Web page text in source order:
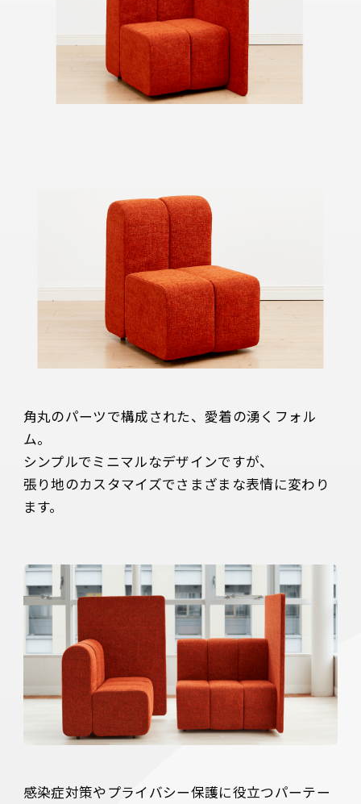
角丸のパーツで構成された、愛着の湧くフォル
ム。
シンプルでミニマルなデザインですが、
張り地のカスタマイズでさまざまな表情に変わり
感染症対策やプライバシー保護に役立つパーテー